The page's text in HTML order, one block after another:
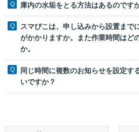
庫内の水垢をとる方法はあるのです
スマぴこは、申し込みから設置まで
がかかりますか。また作業時間はど
か。
同じ時間に複数のお知らせを設定す
いですか？